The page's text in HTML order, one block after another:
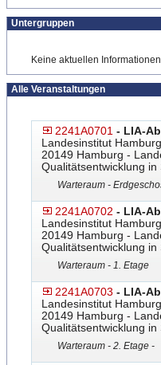
Untergruppen
Keine aktuellen
Alle Veranstaltungen
2241A0701 - LIA-
Landesinstitut
20149 Hamburg -
Qualitätsentwicklung in
Warteraum -
2241A0702 - LIA-
Landesinstitut
20149 Hamburg -
Qualitätsentwicklung in
Warteraum - 1. Etage
2241A0703 - LIA-
Landesinstitut
20149 Hamburg -
Qualitätsentwicklung in
Warteraum - 2. Etage -